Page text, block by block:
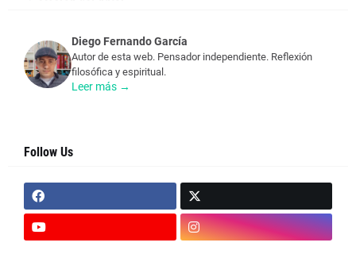
Diego Fernando García
Autor de esta web. Pensador independiente. Reflexión
filosófica y espiritual.
Leer más →
Follow Us